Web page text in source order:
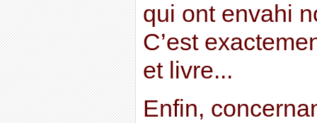
qui ont envahi
C’est
et livre...
Enfin,